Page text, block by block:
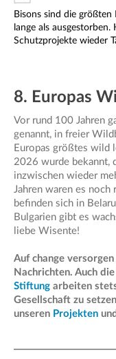
Bisons sind die
lange als
Schutzprojekte wieder
8. Europas
Vor rund 100 Jahren
genannt, in freier
Europas größtes wild
2026 wurde bekannt,
inzwischen wieder
Jahren waren es
befinden sich in
Bulgarien gibt es
liebe Wisente!
Auf change
Nachrichten. Auch
Stiftung arbeiten
Gesellschaft zu
unseren Projekten und